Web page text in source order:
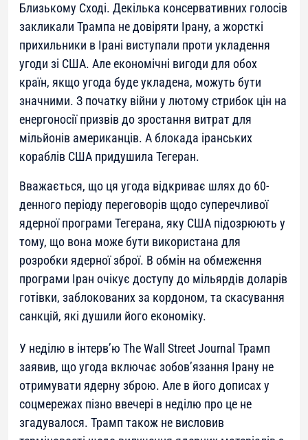
Близькому Сході. Декілька консервативних голосів
закликали Трампа не довіряти Ірану, а жорсткі
прихильники в Ірані виступали проти укладення
угоди зі США. Але економічні вигоди для обох
країн, якщо угода буде укладена, можуть бути
значними. З початку війни у лютому стрибок цін на
енергоносії призвів до зростання витрат для
мільйонів американців. А блокада іранських
кораблів США придушила Тегеран.
Вважається, що ця угода відкриває шлях до 60-
денного періоду переговорів щодо суперечливої
ядерної програми Тегерана, яку США підозрюють у
тому, що вона може бути використана для
розробки ядерної зброї. В обмін на обмеження
програми Іран очікує доступу до мільярдів доларів
готівки, заблокованих за кордоном, та скасування
санкцій, які душили його економіку.
У неділю в інтерв’ю The Wall Street Journal Трамп
заявив, що угода включає зобов’язання Ірану не
отримувати ядерну зброю. Але в його дописах у
соцмережах пізно ввечері в неділю про це не
згадувалося. Трамп також не висловив